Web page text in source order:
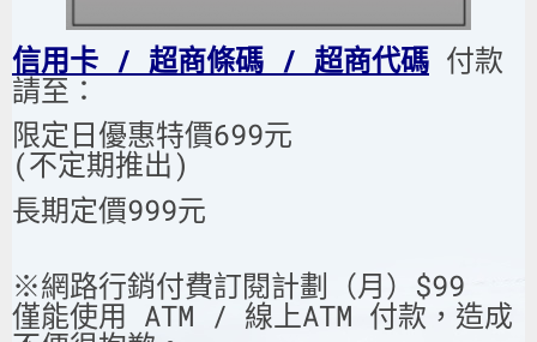
信用卡 / 超商條碼 / 超商代碼 付款
請至：
限定日優惠特價699元
(不定期推出)
長期定價999元
※網路行銷付費訂閱計劃（月）$99
僅能使用 ATM / 線上ATM 付款，造成